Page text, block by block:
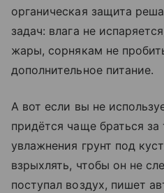
органическая защита
задач: влага не
жары, сорнякам не
дополнительное питание.
А вот если вы не
придётся чаще браться
увлажнения грунт под
взрыхлять, чтобы он не
поступал воздух, пишет